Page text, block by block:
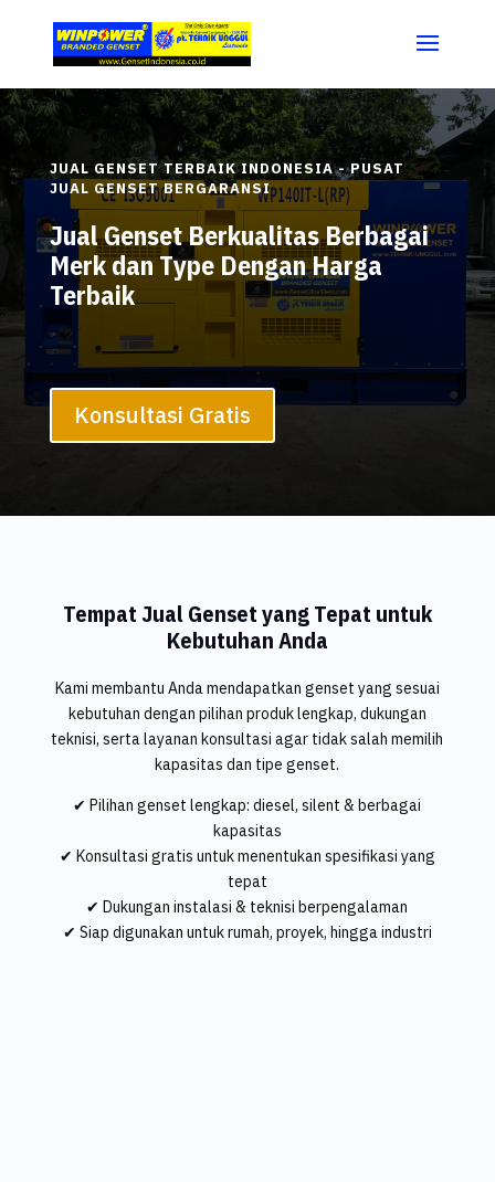
JUAL GENSET TERBAIK INDONESIA - PUSAT
JUAL GENSET BERGARANSI
Jual Genset Berkualitas Berbagai
Merk dan Type Dengan Harga
Terbaik
Konsultasi Gratis
Tempat Jual Genset yang Tepat untuk
Kebutuhan Anda
Kami membantu Anda mendapatkan genset yang sesuai
kebutuhan dengan pilihan produk lengkap, dukungan
teknisi, serta layanan konsultasi agar tidak salah memilih
kapasitas dan tipe genset.
✔ Pilihan genset lengkap: diesel, silent & berbagai
kapasitas
✔ Konsultasi gratis untuk menentukan spesifikasi yang
tepat
✔ Dukungan instalasi & teknisi berpengalaman
✔ Siap digunakan untuk rumah, proyek, hingga industri